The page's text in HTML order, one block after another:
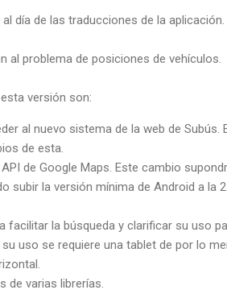
día de las traducciones de la aplicación.
al problema de posiciones de vehículos.
versión son:
al nuevo sistema de la web de Subús.
de esta.
de Google Maps. Este cambio
subir la versión mínima de Android a la
facilitar la búsqueda y clarificar su uso
uso se requiere una tablet de por lo
de varias librerías.